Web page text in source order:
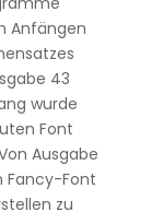
Anfängen
43
wurde
Font
Ausgabe
Fancy-Font
zu